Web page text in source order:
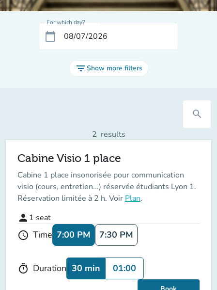
For which day?
calendar_today
filter_listShow more filters
search
2 results
Cabine Visio 1 place
Cabine 1 place insonorisée pour communication
visio (cours, entretien...) réservée étudiants Lyon 1.
Réservation limitée à 2 h. Voir Plan.
person 1 seat
schedule Time 7:00 PM 7:30 PM
timer Duration 30 min 01:00